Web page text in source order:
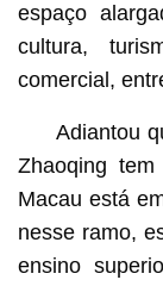
espaço
cultura,
comercial,
Adiantou
Zhaoqing
Macau está
nesse ramo,
ensino